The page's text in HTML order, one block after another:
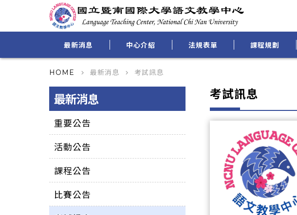
最新消息 中心介紹 法規表單 課程規劃
HOME keyboard_arrow_right 最新消息 keyboard_arrow_right 考試訊息
最新消息
重要公告
活動公告
課程公告
比賽公告
考試訊息